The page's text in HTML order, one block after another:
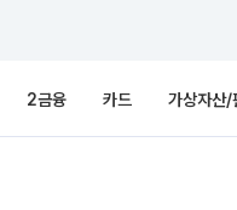
2금융 카드 가상자산/